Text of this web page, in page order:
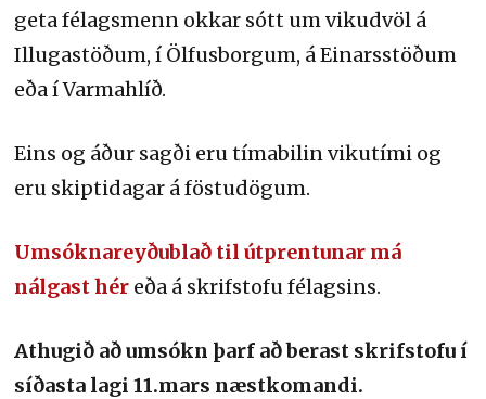
geta félagsmenn okkar sótt um vikudvöl á
Illugastöðum, í Ölfusborgum, á Einarsstöðum
eða í Varmahlíð.
Eins og áður sagði eru tímabilin vikutími og
eru skiptidagar á föstudögum.
Umsóknareyðublað til útprentunar má
nálgast hér eða á skrifstofu félagsins.
Athugið að umsókn þarf að berast skrifstofu í
síðasta lagi 11.mars næstkomandi.